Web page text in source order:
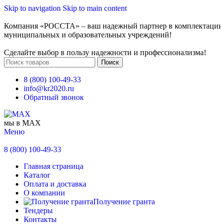
Skip to navigation Skip to main content
Компания «РОССТА» – ваш надежный партнер в
муниципальных и образовательных учреждений!
Сделайте выбор в пользу надежности и профессионализма!
Поиск
8 (800) 100-49-33
info@kr2020.ru
Обратный звонок
мы в MAX
Меню
8 (800) 100-49-33
Главная страница
Каталог
Оплата и доставка
О компании
Получение гранта
Тендеры
Контакты